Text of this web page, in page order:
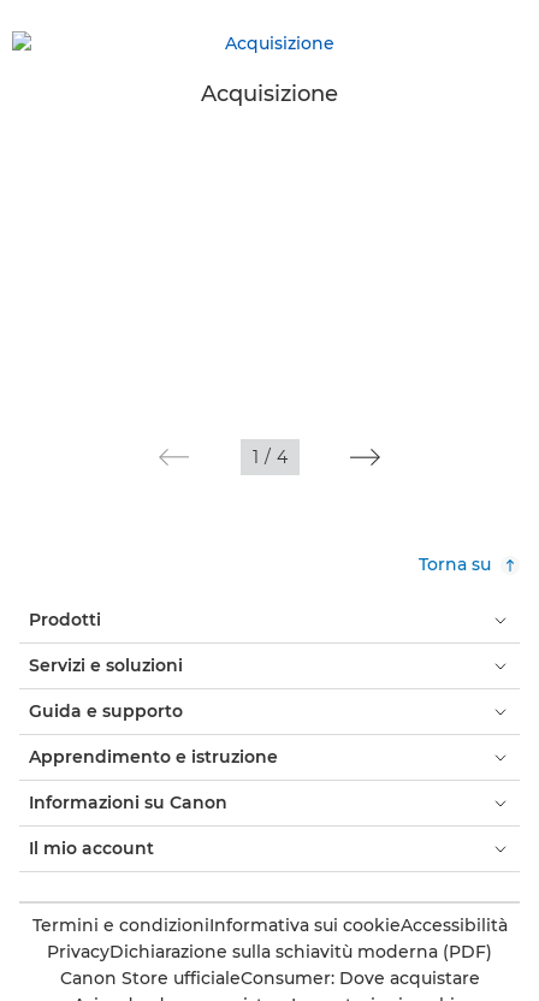
Acquisizione
1 / 4
Torna su
Prodotti
Servizi e soluzioni
Guida e supporto
Apprendimento e istruzione
Informazioni su Canon
Il mio account
Termini e condizioniInformativa sui cookieAccessibilità
PrivacyDichiarazione sulla schiavitù moderna (PDF)
Canon Store ufficialeConsumer: Dove acquistare